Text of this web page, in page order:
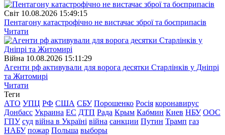
Свiт 10.08.2026 15:49:15
Пентагону катастрофічно не вистачає зброї та боєприпасів
Читати
Війна 10.08.2026 15:11:29
Агенти рф активували для ворога десятки Старлінків у Дніпрі
та Житомирі
Читати
Теги
АТО УПЦ РФ США СБУ Порошенко Росія коронавирус
Донбасс Украина ЕС ДТП Рада Крым Кабмин Киев НБУ ООС
ГПУ суд війна в Україні війна санкции Путин Трамп газ
НАБУ пожар Польша выборы